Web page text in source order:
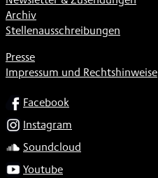
Archiv
Stellenausschreibungen
Presse
Impressum und Rechtshinweise
SOCIALFacebook
Instagram
Soundcloud
Youtube